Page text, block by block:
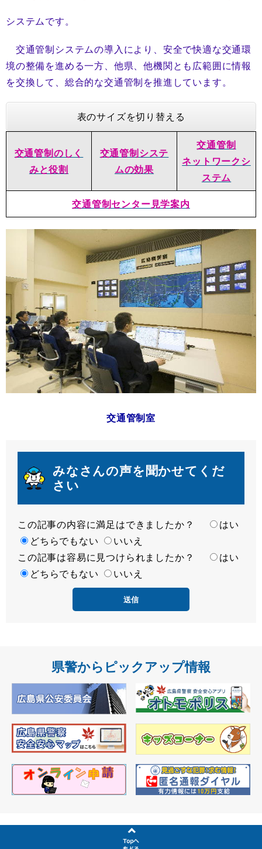
システムです。
交通管制システムの導入により、安全で快適な交通環
境の整備を進める一方、他県、他機関とも広範囲に情報
を交換して、総合的な交通管制を推進しています。
表のサイズを切り替える
交通管制のしく
みと役割
交通管制システ
ムの効果
交通管制
ネットワークシ
ステム
交通管制センター見学案内
交通管制室
みなさんの声を聞かせてくだ
さい
満
足
度
この記事の内容に満足はできましたか？
はい
どちらでもない
いいえ
容
易
この記事は容易に見つけられましたか？
はい
どちらでもない
いいえ
県警からピックアップ情報